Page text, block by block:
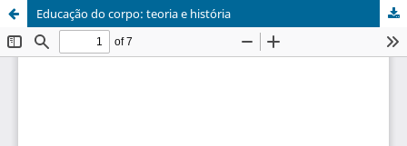
Educação do corpo: teoria e história